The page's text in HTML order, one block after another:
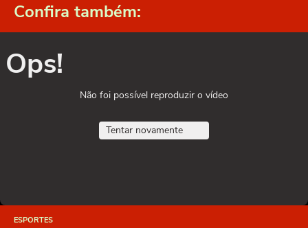
Confira também:
Ops!
Não foi possível reproduzir o vídeo
Tentar novamente
ESPORTES